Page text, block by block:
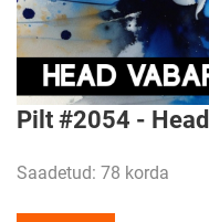
Pilt #2054 -
Saadetud: 78 korda